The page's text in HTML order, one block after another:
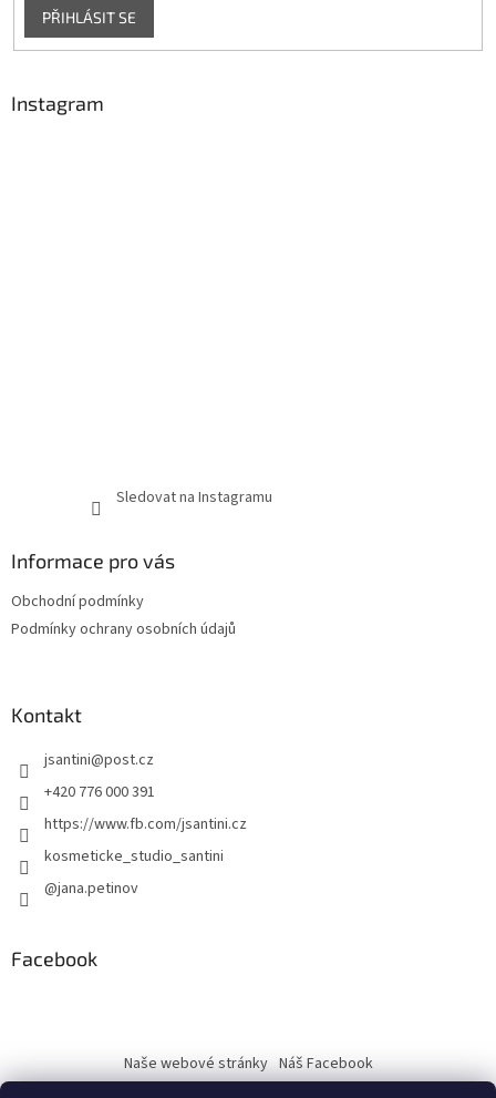
PŘIHLÁSIT SE
Instagram
Sledovat na Instagramu
Informace pro vás
Obchodní podmínky
Podmínky ochrany osobních údajů
Kontakt
jsantini@post.cz
+420 776 000 391
https://www.fb.com/jsantini.cz
kosmeticke_studio_santini
@jana.petinov
Facebook
Naše webové stránky Náš Facebook